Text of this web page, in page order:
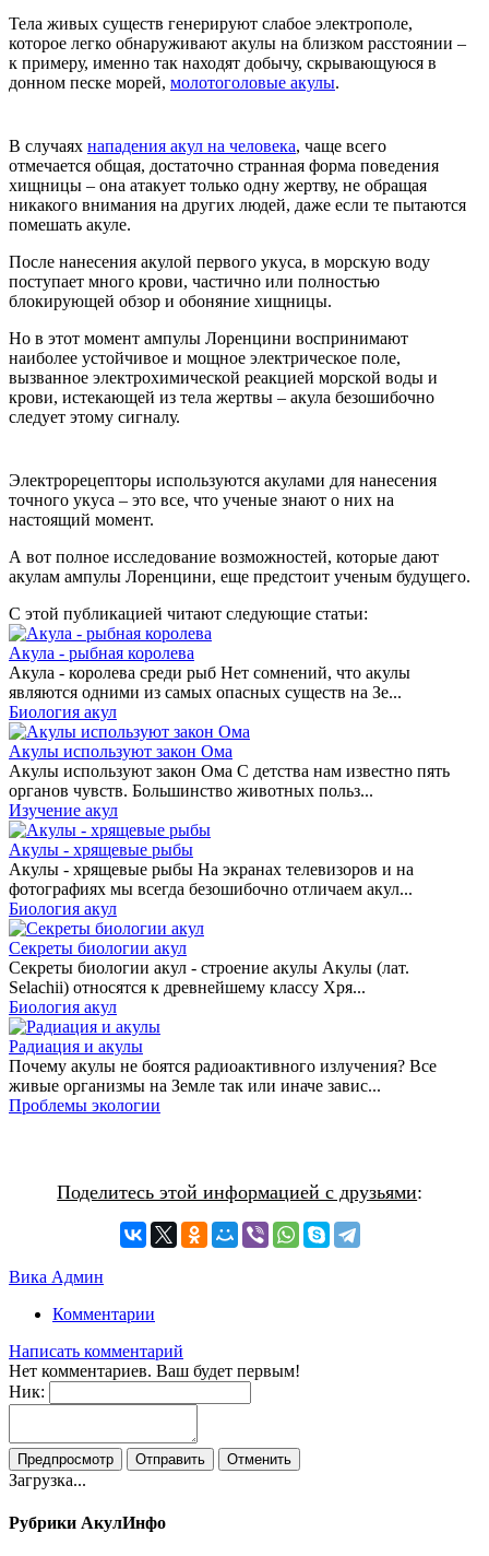
Тела живых существ генерируют слабое электрополе,
которое легко обнаруживают акулы на близком расстоянии –
к примеру, именно так находят добычу, скрывающуюся в
донном песке морей, молотоголовые акулы.
В случаях нападения акул на человека, чаще всего
отмечается общая, достаточно странная форма поведения
хищницы – она атакует только одну жертву, не обращая
никакого внимания на других людей, даже если те пытаются
помешать акуле.
После нанесения акулой первого укуса, в морскую воду
поступает много крови, частично или полностью
блокирующей обзор и обоняние хищницы.
Но в этот момент ампулы Лоренцини воспринимают
наиболее устойчивое и мощное электрическое поле,
вызванное электрохимической реакцией морской воды и
крови, истекающей из тела жертвы – акула безошибочно
следует этому сигналу.
Электрорецепторы используются акулами для нанесения
точного укуса – это все, что ученые знают о них на
настоящий момент.
А вот полное исследование возможностей, которые дают
акулам ампулы Лоренцини, еще предстоит ученым будущего.
С этой публикацией читают следующие статьи:
Акула - рыбная королева
Акула - королева среди рыб Нет сомнений, что акулы
являются одними из самых опасных существ на Зе...
Биология акул
Акулы используют закон Ома
Акулы используют закон Ома С детства нам известно пять
органов чувств. Большинство животных польз...
Изучение акул
Акулы - хрящевые рыбы
Акулы - хрящевые рыбы На экранах телевизоров и на
фотографиях мы всегда безошибочно отличаем акул...
Биология акул
Секреты биологии акул
Секреты биологии акул - строение акулы Акулы (лат.
Selachii) относятся к древнейшему классу Хря...
Биология акул
Радиация и акулы
Почему акулы не боятся радиоактивного излучения? Все
живые организмы на Земле так или иначе завис...
Проблемы экологии
Поделитесь этой информацией с друзьями:
Вика Админ
Комментарии
Написать комментарий
Нет комментариев. Ваш будет первым!
Ник:
Загрузка...
Рубрики АкулИнфо